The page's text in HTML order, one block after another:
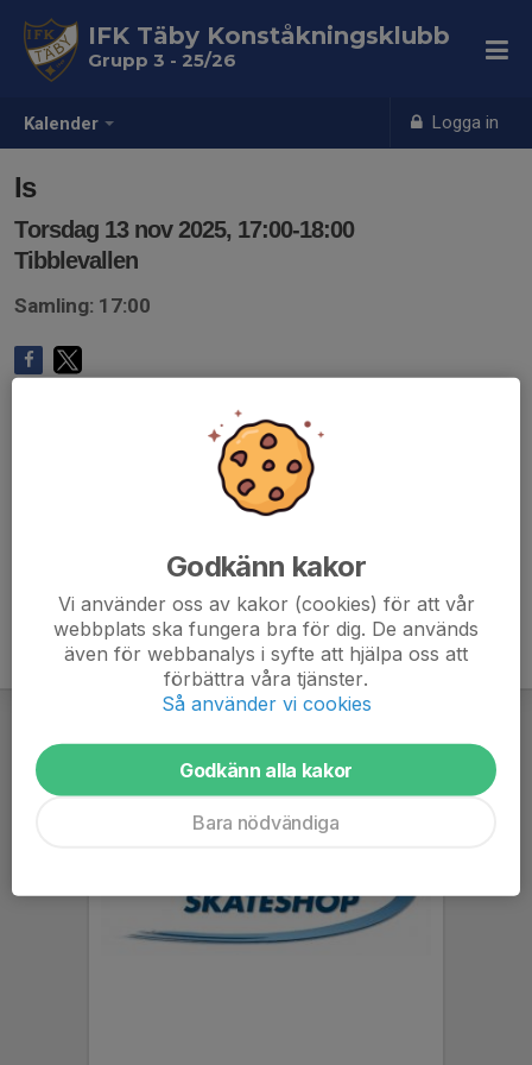
Kalender Logga in
IFK Täby Konståkningsklubb
Grupp 3 - 25/26
Is
Torsdag 13 nov 2025, 17:00-18:00
Tibblevallen
Samling: 17:00
Godkänn kakor
Vi använder oss av kakor (cookies) för att vår
webbplats ska fungera bra för dig. De används
även för webbanalys i syfte att hjälpa oss att
förbättra våra tjänster.
Så använder vi cookies
Godkänn alla kakor
Bara nödvändiga